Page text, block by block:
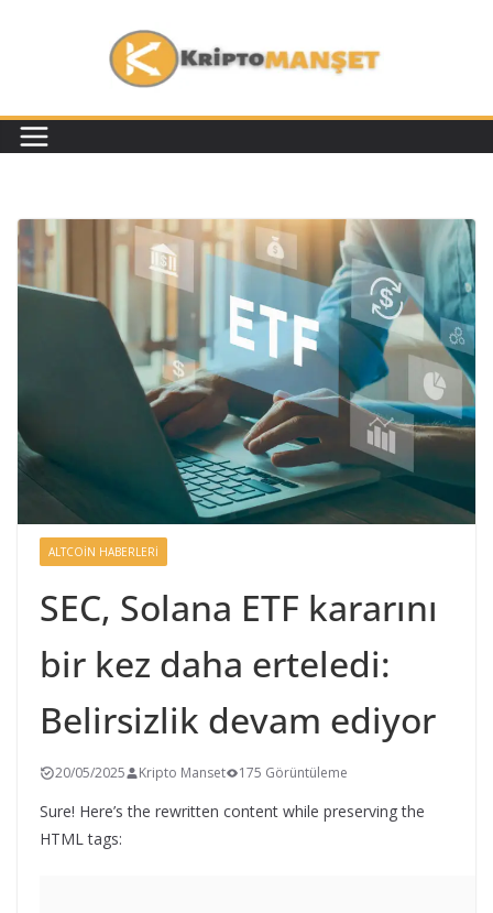
ALTCOIN HABERLERI
SEC, Solana ETF kararını
bir kez daha erteledi:
Belirsizlik devam ediyor
20/05/2025 Kripto Manset 175 Görüntüleme
Sure! Here’s the rewritten content while preserving the
HTML tags: